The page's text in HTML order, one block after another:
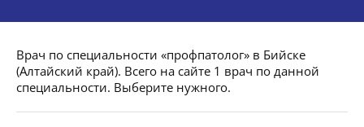
Врач по специальности «профпатолог» в Бийске
(Алтайский край). Всего на сайте 1 врач по данной
специальности. Выберите нужного.